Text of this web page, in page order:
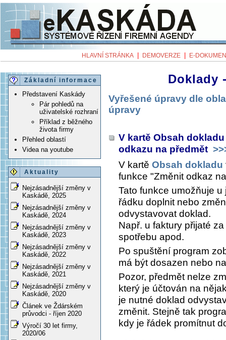
HLAVNÍ STRÁNKA DEMOVERZE E-
Základní informace
Představení Kaskády
Pár pohledů na
uživatelské rozhraní
Příklad z běžného
života firmy
Přehled oblastí
Videa na youtube
Aktuality
Nejzásadnější změny v
Kaskádě, 2025
Nejzásadnější změny v
Kaskádě, 2024
Nejzásadnější změny v
Kaskádě, 2023
Nejzásadnější změny v
Kaskádě, 2022
Nejzásadnější změny v
Kaskádě, 2021
Nejzásadnější změny v
Kaskádě, 2020
Článek ve Ždárském
průvodci - říjen 2020
Výročí 30 let firmy,
2020/06
Doklady
Vyřešené úpravy dle
úpravy
V kartě Obsah
odkazu na předmět
V kartě Obsah dokladu
funkce "Změnit odkaz
Tato funkce umožňuje
řádku doplnit nebo
odvystavovat doklad.
Např. u faktury přijaté
spotřebu apod.
Po spuštění program
má být dosazen nebo
Pozor, předmět nelze
který je účtován na
je nutné doklad
změnit. Stejně tak
kdy je řádek promítnut